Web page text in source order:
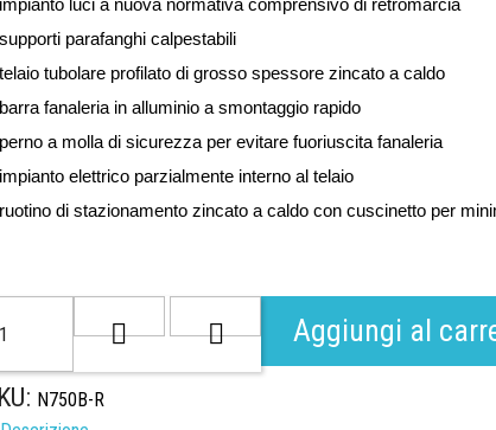
luci a nuova normativa comprensivo di retromarcia
parafanghi calpestabili
tubolare profilato di grosso spessore zincato a caldo
fanaleria in alluminio a smontaggio rapido
a molla di sicurezza per evitare fuoriuscita fanaleria
elettrico parzialmente interno al telaio
di stazionamento zincato a caldo con cuscinetto per
Aggiungi al
N750B-R